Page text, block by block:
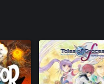
드 페르소나4 더 골든 페르소
드 페르소나5 더 로열 BGM